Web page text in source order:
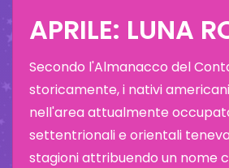
APRILE: LUNA
Secondo l'Almanacco del
storicamente, i nativi
nell'area attualmente
settentrionali e orientali
stagioni attribuendo un nome